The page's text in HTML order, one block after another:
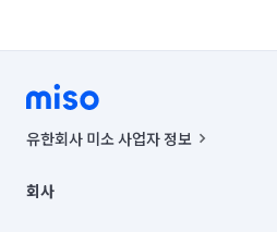
유한회사 미소 사업자 정보
00019 |
회사